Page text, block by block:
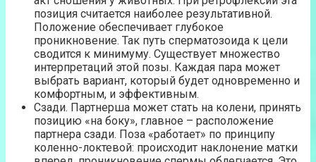
позиция считается наиболее результативной.
Положение обеспечивает глубокое
проникновение. Так путь сперматозоида к цели
сводится к минимуму. Существует множество
интерпретаций этой позы. Каждая пара может
выбрать вариант, который будет одновременно и
комфортным, и эффективным.
Сзади. Партнерша может стать на колени, принять
позицию «на боку», главное – расположение
партнера сзади. Поза «работает» по принципу
коленно-локтевой: происходит наклонение матки